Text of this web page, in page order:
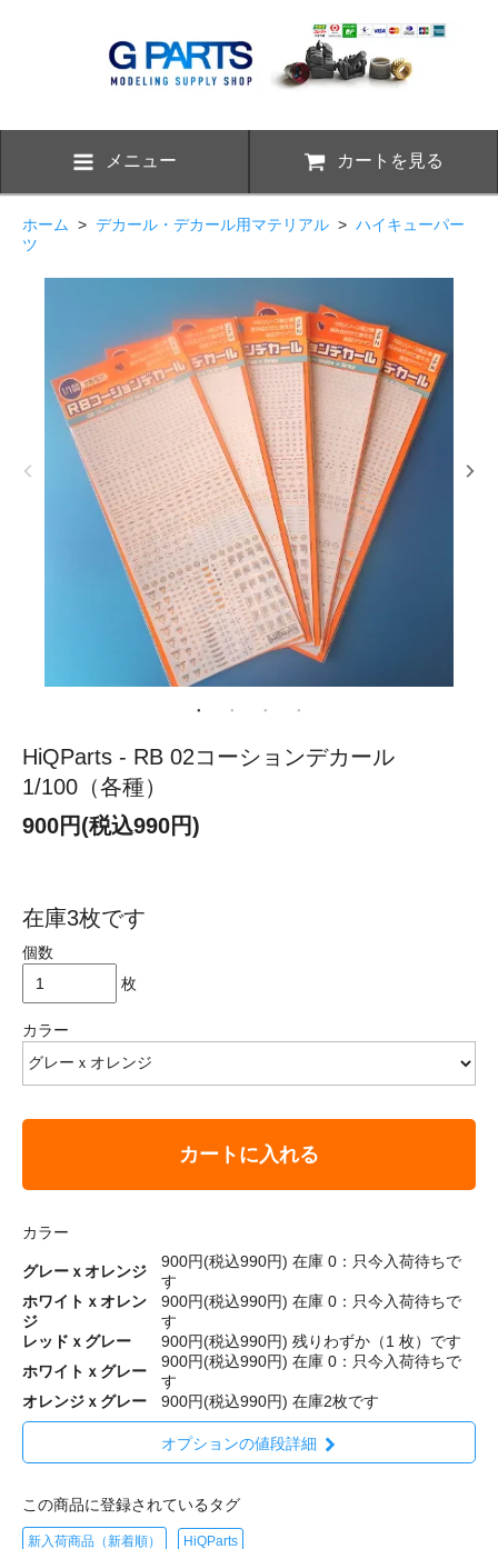
メニュー カートを見る
ホーム > デカール・デカール用マテリアル > ハイキューパー
ツ
HiQParts - RB 02コーションデカール
1/100（各種）
900円(税込990円)
在庫3枚です
個数
枚
カラー
カートに入れる
カラー
グレーｘオレンジ
900円(税込990円) 在庫 0：只今入荷待ちで
す
ホワイトｘオレン
ジ
900円(税込990円) 在庫 0：只今入荷待ちで
す
レッドｘグレー
900円(税込990円) 残りわずか（1 枚）です
ホワイトｘグレー
900円(税込990円) 在庫 0：只今入荷待ちで
す
オレンジｘグレー
900円(税込990円) 在庫2枚です
オプションの値段詳細
この商品に登録されているタグ
新入荷商品（新着順） HiQParts